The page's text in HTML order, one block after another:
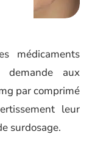
médicaments
demande aux
par comprimé
leur
surdosage.